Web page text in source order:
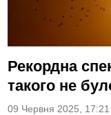
Рекордна
такого не
09 Червня 2025, 17:21